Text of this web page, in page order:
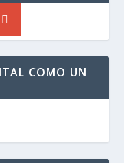
COMO UN